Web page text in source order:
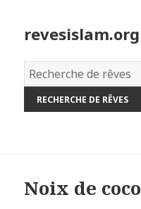
revesislam.org
Dictionnaire
des
rêves:
Noix de coco